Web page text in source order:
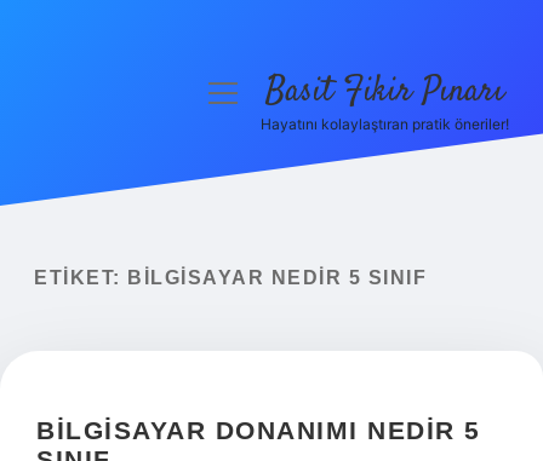
Yasal Uyarı
menüyüBasit Fikir Pınarı
Hayatını kolaylaştıran pratik öneriler!
ETIKET: BILGISAYAR NEDIR 5 SINIF
BILGISAYAR DONANIMI NEDIR 5